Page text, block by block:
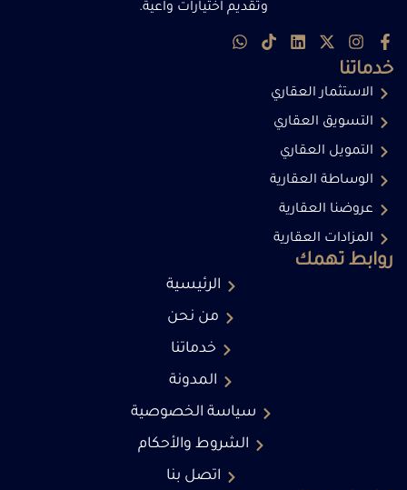
وتقديم اختيارات واعية.
روابط تهمك
الرئيسية
من نحن
خدماتنا
المدونة
سياسة الخصوصية
الشروط والأحكام
اتصل بنا
خدماتنا
الاستثمار العقاري
التسويق العقاري
التمويل العقاري
الوساطة العقارية
عروضنا العقارية
المزادات العقارية